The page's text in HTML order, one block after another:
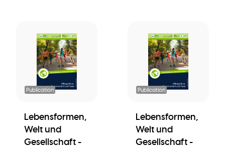
Publication
Lebensformen,
Welt und
Gesellschaft -
Publication
Lebensformen,
Welt und
Gesellschaft -